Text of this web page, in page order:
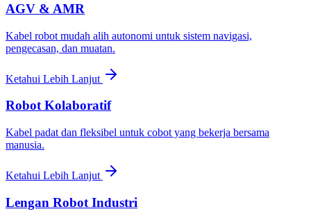
AGV & AMR
Kabel robot mudah alih autonomi untuk sistem navigasi,
pengecasan, dan muatan.
Ketahui Lebih Lanjut
Robot Kolaboratif
Kabel padat dan fleksibel untuk cobot yang bekerja bersama
manusia.
Ketahui Lebih Lanjut
Lengan Robot Industri